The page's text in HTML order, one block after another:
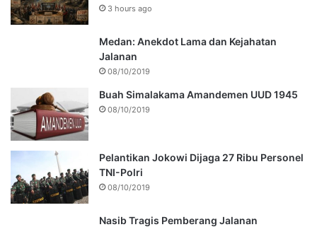
3 hours ago
Medan: Anekdot Lama dan Kejahatan
Jalanan
08/10/2019
Buah Simalakama Amandemen UUD 1945
08/10/2019
Pelantikan Jokowi Dijaga 27 Ribu Personel
TNI-Polri
08/10/2019
Nasib Tragis Pemberang Jalanan